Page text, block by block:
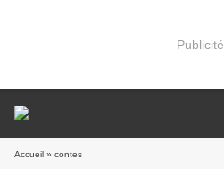
Publicité
Accueil » contes